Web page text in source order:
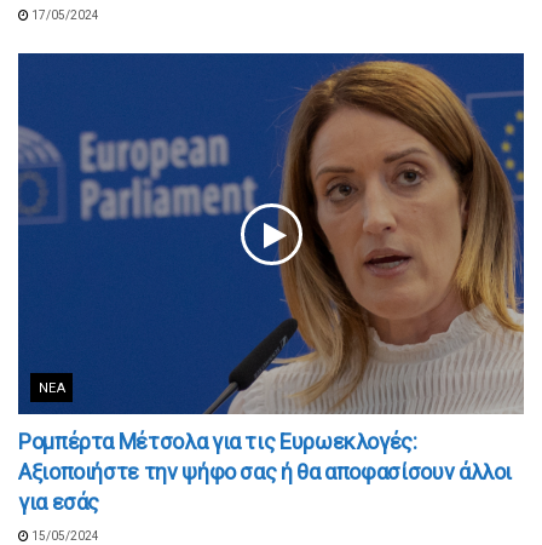
17/05/2024
ΝΈΑ
Ρομπέρτα Μέτσολα για τις Ευρωεκλογές:
Αξιοποιήστε την ψήφο σας ή θα αποφασίσουν άλλοι
για εσάς
15/05/2024